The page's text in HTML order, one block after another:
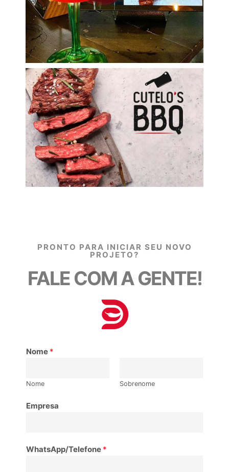
PRONTO PARA INICIAR SEU NOVO
PROJETO?
FALE COM A GENTE!
Nome *
Nome Sobrenome
Empresa
WhatsApp/Telefone *